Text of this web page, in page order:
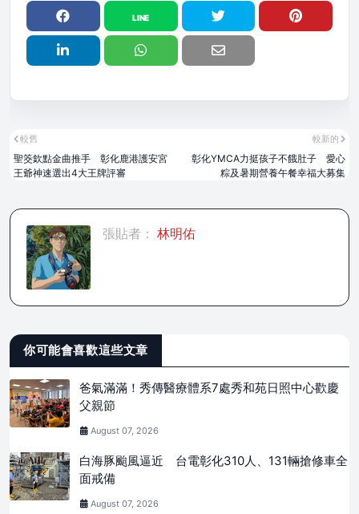
較新的
彰化YMCA力挺孩子不餓肚子 愛心
粽及暑期營養午餐幸福大募集
較舊
聖筊欽點金曲推手 彰化鹿港護安宮
王爺神速選出4大王牌評審
張貼者： 林明佑
你可能會喜歡這些文章
爸氣滿滿！秀傳醫療體系7處秀和苑日照中心歡慶
父親節
August 07, 2026
白海豚颱風逼近 台電彰化310人、131輛搶修車全
面戒備
August 07, 2026